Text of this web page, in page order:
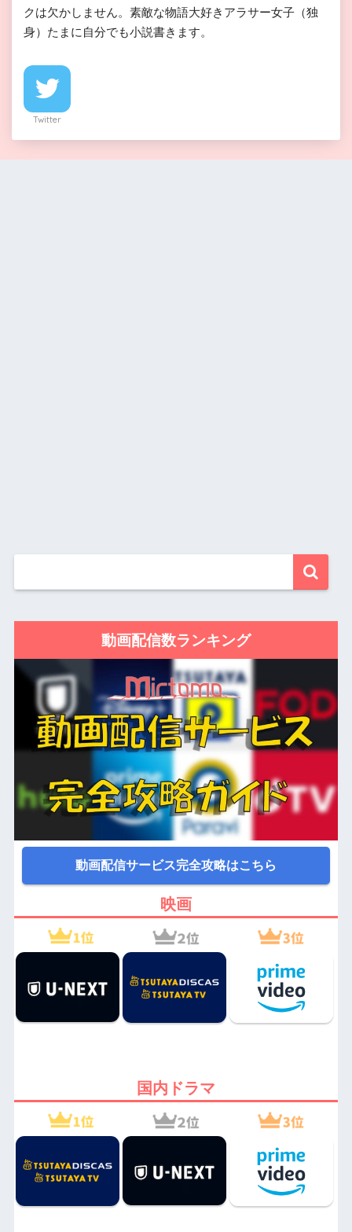
クは欠かしません。素敵な物語大好きアラサー女子（独
身）たまに自分でも小説書きます。
Twitter
動画配信数ランキング
動画配信サービス完全攻略はこちら
映画
国内ドラマ